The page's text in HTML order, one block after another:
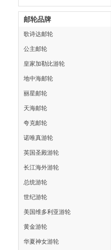
邮轮品牌
歌诗达邮轮
公主邮轮
皇家加勒比游轮
地中海邮轮
丽星邮轮
天海邮轮
夸克邮轮
诺唯真游轮
英国圣殿游轮
长江海外游轮
总统游轮
世纪游轮
美国维多利亚游轮
黄金游轮
华夏神女游轮